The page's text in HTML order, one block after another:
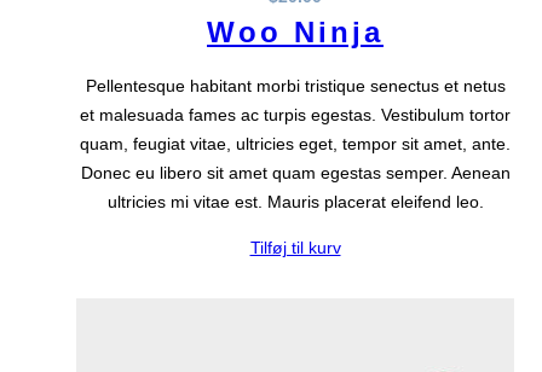
Woo Ninja
Pellentesque habitant morbi tristique senectus et netus
et malesuada fames ac turpis egestas. Vestibulum tortor
quam, feugiat vitae, ultricies eget, tempor sit amet, ante.
Donec eu libero sit amet quam egestas semper. Aenean
ultricies mi vitae est. Mauris placerat eleifend leo.
Tilføj til kurv